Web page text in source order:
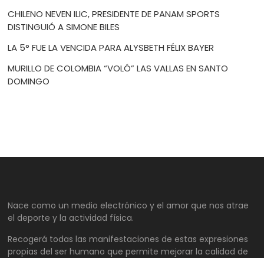
CHILENO NEVEN ILIC, PRESIDENTE DE PANAM SPORTS
DISTINGUIÓ A SIMONE BILES
LA 5° FUE LA VENCIDA PARA ALYSBETH FÉLIX BAYER
MURILLO DE COLOMBIA “VOLÓ” LAS VALLAS EN SANTO
DOMINGO
Nace como un medio electrónico y el amor que nos atrae
el deporte y la actividad física.
Recogerá todas las manifestaciones de estas expresiones
propias del ser humano que permite mejorar la calidad de